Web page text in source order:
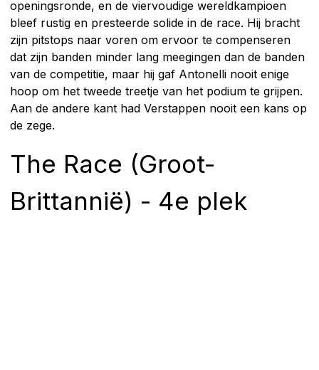
openingsronde, en de viervoudige wereldkampioen
bleef rustig en presteerde solide in de race. Hij bracht
zijn pitstops naar voren om ervoor te compenseren
dat zijn banden minder lang meegingen dan de banden
van de competitie, maar hij gaf Antonelli nooit enige
hoop om het tweede treetje van het podium te grijpen.
Aan de andere kant had Verstappen nooit een kans op
de zege.
The Race (Groot-
Brittannië) - 4e plek